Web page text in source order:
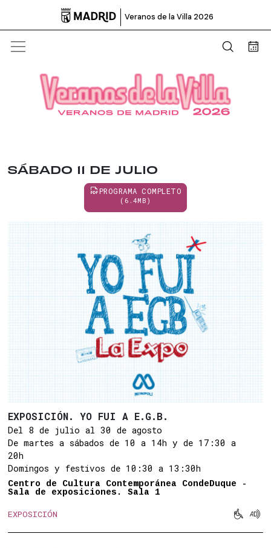
 Veranos de la Villa 2026
Abrir
SÁBADO 11 DE JULIO
PROGRAMA COMPLETO
(6.4MB)
EXPOSICIÓN. YO FUI A E.G.B.
Del 8 de julio al 30 de agosto
De martes a sábados de 10 a 14h y de 17:30 a
20h
Domingos y festivos de 10:30 a 13:30h
Centro de Cultura Contemporánea CondeDuque -
Sala de exposiciones. Sala 1
EXPOSICIÓN  